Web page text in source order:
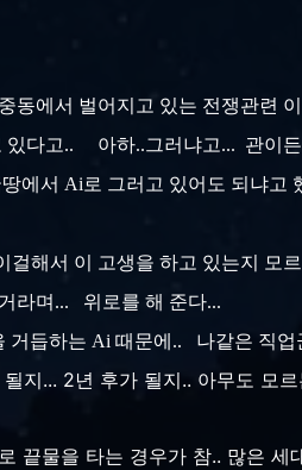
동에서 벌어지고 있는 전쟁관련
있다고.. 아하..그러냐고... 관이
에서 Ai로 그러고 있어도 되냐고
해서 이 고생을 하고 있는지 모
거라며... 위로를 해 준다...
거듭하는 Ai 때문에.. 나같은 직업
지... 2년 후가 될지.. 아무도 모르
끝물을 타는 경우가 참.. 많은 세